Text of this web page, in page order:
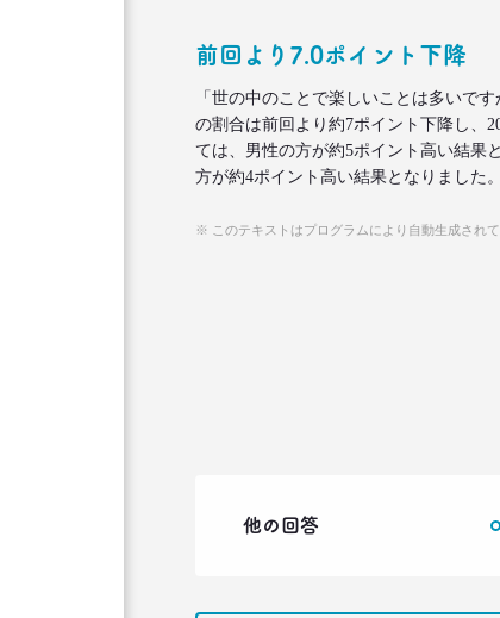
前回より7.0ポイント下降
「世の中のことで楽しいことは多いで
の割合は前回より約7ポイント下降し、
ては、男性の方が約5ポイント高い結果
方が約4ポイント高い結果となりました。
※ このテキストはプログラムにより自動生成され
他の回答